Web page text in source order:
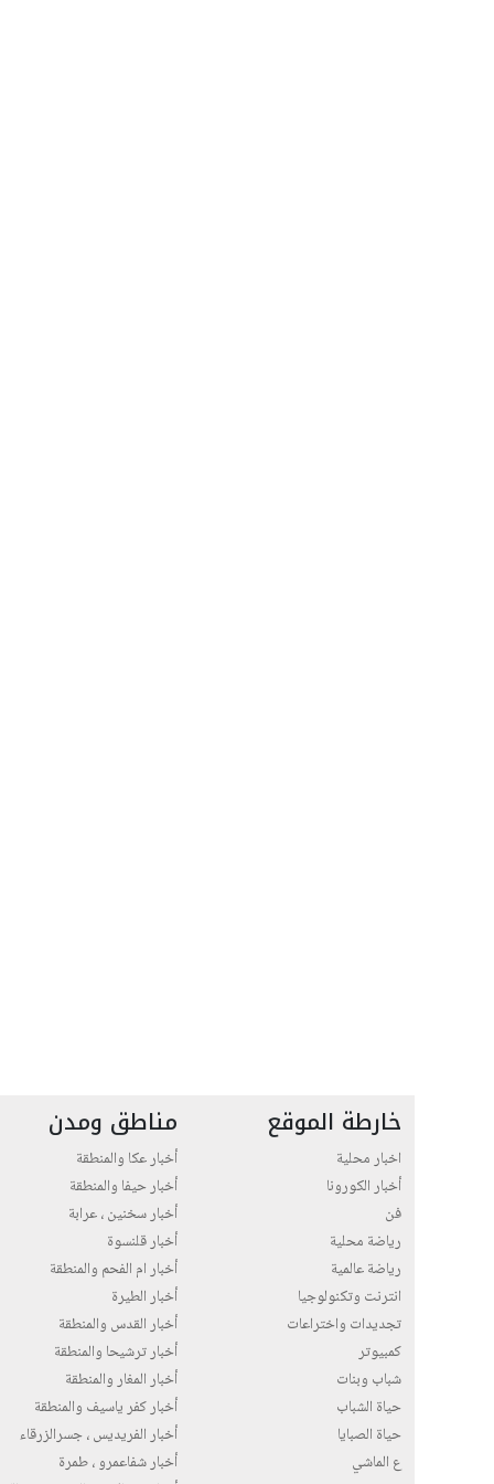
خارطة الموقع
اخبار محلية
أخبار الكورونا
فن
رياضة محلية
رياضة عالمية
انترنت وتكنولوجيا
تجديدات واختراعات
كمبيوتر
شباب وبنات
حياة الشباب
حياة الصبايا
ع الماشي
مناطق ومدن
أخبار عكا والمنطقة
أخبار حيفا والمنطقة
أخبار سخنين ، عرابة
أخبار قلنسوة
أخبار ام الفحم والمنطقة
أخبار الطيرة
أخبار القدس والمنطقة
أخبار ترشيحا والمنطقة
أخبار المغار والمنطقة
أخبار كفر ياسيف والمنطقة
أخبار الفريديس ، جسرالزرقاء
أخبار شفاعمرو ، طمرة